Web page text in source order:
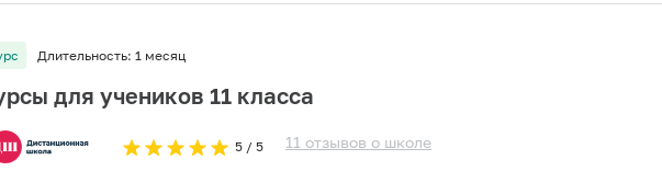
Длительность: 1 месяц
для учеников 11 класса
5 / 5 11 отзывов о школе